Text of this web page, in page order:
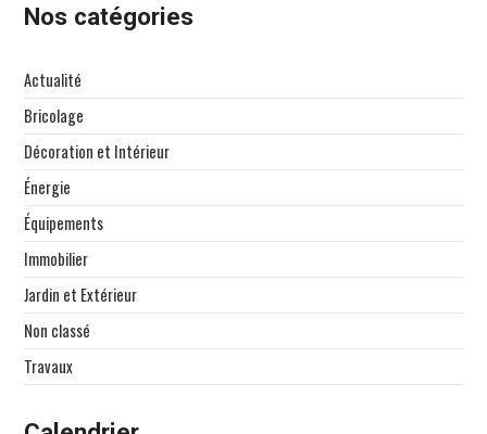
Nos catégories
Actualité
Bricolage
Décoration et Intérieur
Énergie
Équipements
Immobilier
Jardin et Extérieur
Non classé
Travaux